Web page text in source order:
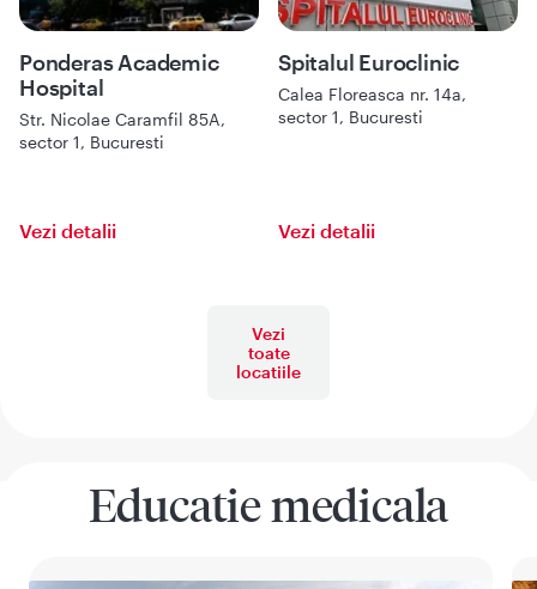
Ponderas Academic
Hospital
Str. Nicolae Caramfil 85A,
sector 1, Bucuresti
Vezi detalii
Spitalul Euroclinic
Calea Floreasca nr. 14a,
sector 1, Bucuresti
Vezi detalii
Vezi
toate
locatiile
Educatie medicala